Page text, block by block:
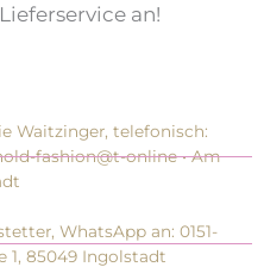
an!
Waitzinger, telefonisch:
fashion@t-online • Am
WhatsApp an: 0151-
1, 85049 Ingolstadt